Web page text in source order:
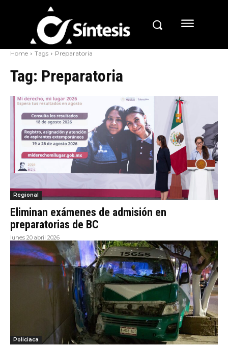
Home Tags Preparatoria
Tag: Preparatoria
Regional
Eliminan exámenes de admisión en
preparatorias de BC
lunes 20 abril 2026
Policiaca